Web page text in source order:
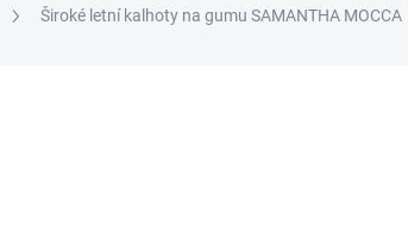
Široké letní kalhoty na gumu SAMANTHA MOCCA